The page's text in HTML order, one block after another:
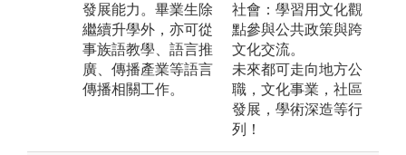
發展能力。畢業生除
繼續升學外，亦可從
事族語教學、語言推
廣、傳播產業等語言
傳播相關工作。
社會：學習用文化觀
點參與公共政策與跨
文化交流。
未來都可走向地方公
職，文化事業，社區
發展，學術深造等行
列！